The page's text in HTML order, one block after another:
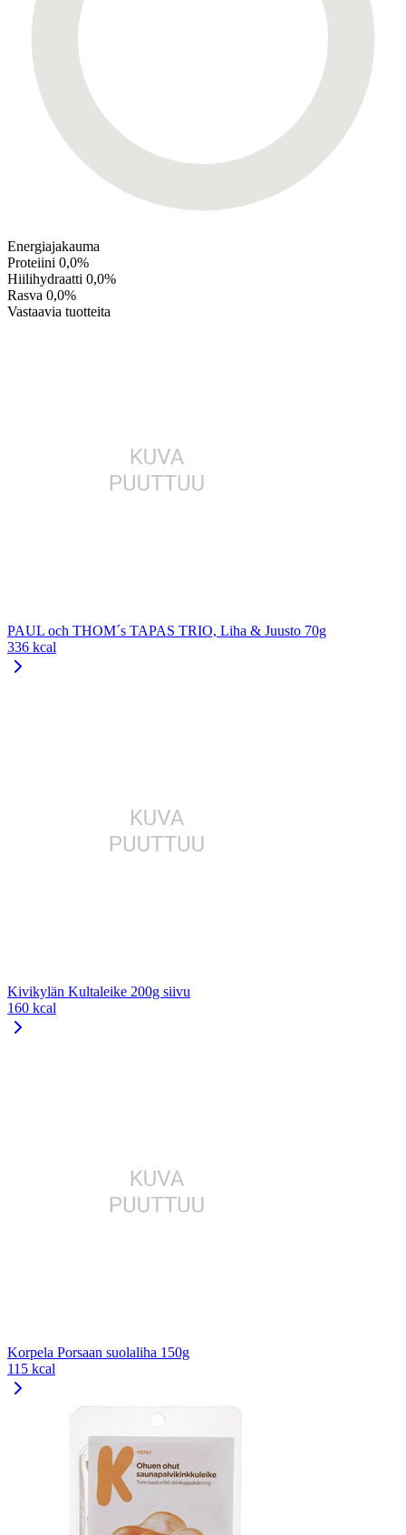
Energiajakauma
Proteiini 0,0%
Hiilihydraatti 0,0%
Rasva 0,0%
Vastaavia tuotteita
PAUL och THOM´s TAPAS TRIO, Liha & Juusto 70g
336 kcal
Kivikylän Kultaleike 200g siivu
160 kcal
Korpela Porsaan suolaliha 150g
115 kcal